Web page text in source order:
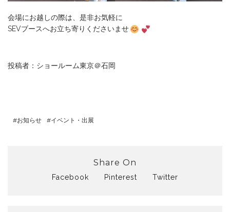
会場にお越しの際は、是非お気軽に
SEVブースへお立ち寄りくださいませ
投稿者：ショールーム東京＠石岡
お知らせ イベント・出展
Share On
Facebook Pinterest Twitter